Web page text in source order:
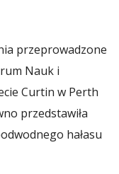
przeprowadzone
Nauk i
Curtin w Perth
przedstawiła
hałasu